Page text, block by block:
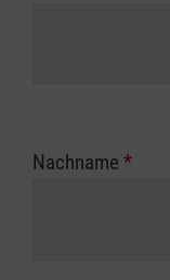
Nachname *